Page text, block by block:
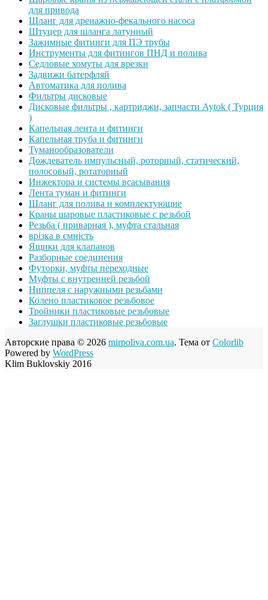
для привода
Шланг для дренажно-фекального насоса
Штуцер для шланга латунный
Зажимные фитинги для ПЭ трубы
Инструменты для фитингов ПНД и полива
Седловые хомуты для врезки
Задвижи батерфляй
Автоматика для полива
Фильтры дисковые
Дисковые фильтры , картриджи, запчасти Aytok ( Турция
)
Капельная лента и фитинги
Капельная труба и фитинги
Туманообразователи
Дождеватель импульсный, роторный, статический,
полосовый, ротаторный
Инжектора и системы всасывания
Лента туман и фитинги
Шланг для полива и комплектующие
Краны шаровые пластиковые с резьбой
Резьба ( приварная ), муфта стальная
врізка в ємність
Ящики для клапанов
Разборные соединения
Футорки, муфты переходные
Муфты с внутренней резьбой
Ниппеля с наружными резьбами
Колено пластиковое резьбовое
Тройники пластиковые резьбовые
Заглушки пластиковые резьбовые
Авторские права © 2026 mirpoliva.com.ua. Тема от Colorlib
Powered by WordPress
Klim Buklovskiy 2016